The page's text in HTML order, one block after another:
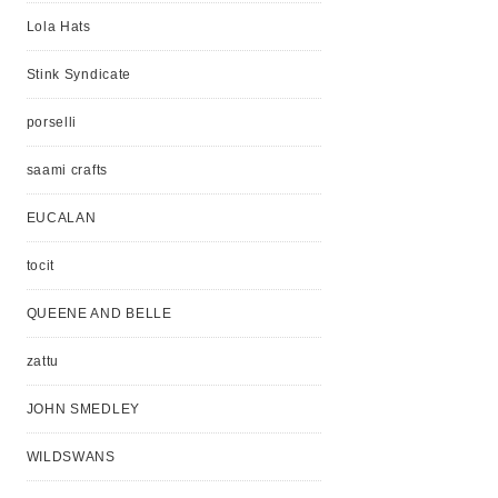
Lola Hats
Stink Syndicate
porselli
saami crafts
EUCALAN
tocit
QUEENE AND BELLE
zattu
JOHN SMEDLEY
WILDSWANS